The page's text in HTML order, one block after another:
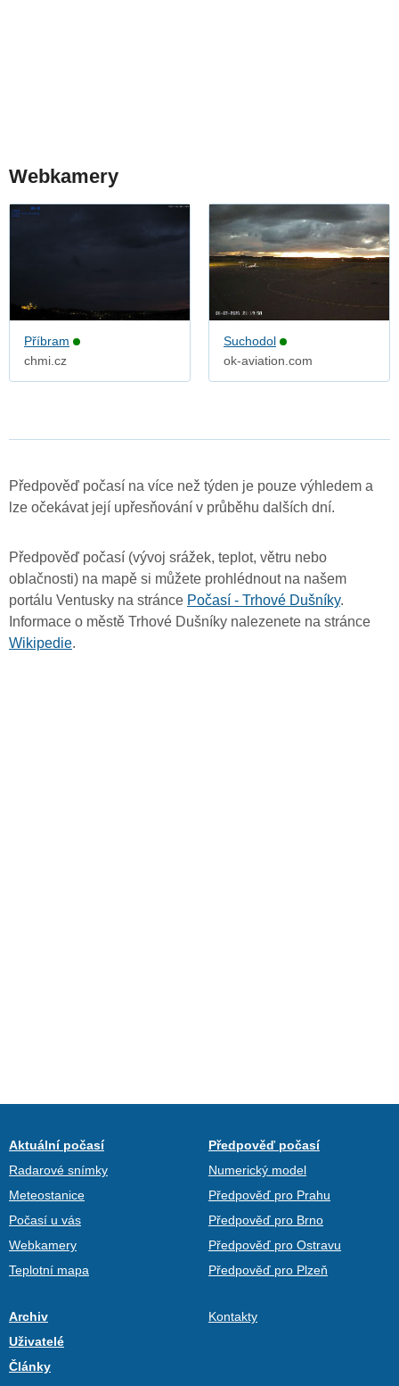
Webkamery
Příbram
chmi.cz
Suchodol
ok-aviation.com
Předpověď počasí na více než týden je pouze výhledem a
lze očekávat její upřesňování v průběhu dalších dní.
Předpověď počasí (vývoj srážek, teplot, větru nebo
oblačnosti) na mapě si můžete prohlédnout na našem
portálu Ventusky na stránce Počasí - Trhové Dušníky.
Informace o městě Trhové Dušníky nalezenete na stránce
Wikipedie.
Aktuální počasí
Radarové snímky
Meteostanice
Počasí u vás
Webkamery
Teplotní mapa
Předpověď počasí
Numerický model
Předpověď pro Prahu
Předpověď pro Brno
Předpověď pro Ostravu
Předpověď pro Plzeň
Archiv
Uživatelé
Články
Kontakty